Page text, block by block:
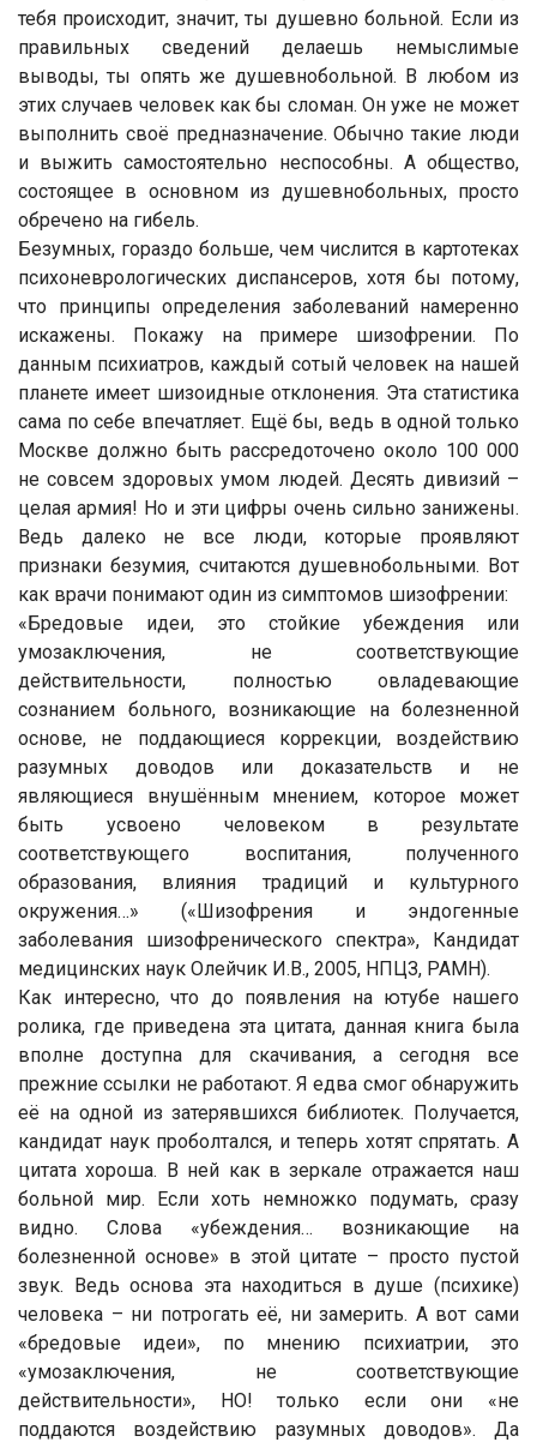
тебя происходит, значит, ты душевно больной. Если из
правильных сведений делаешь немыслимые
выводы, ты опять же душевнобольной. В любом из
этих случаев человек как бы сломан. Он уже не может
выполнить своё предназначение. Обычно такие люди
и выжить самостоятельно неспособны. А общество,
состоящее в основном из душевнобольных, просто
обречено на гибель.
Безумных, гораздо больше, чем числится в картотеках
психоневрологических диспансеров, хотя бы потому,
что принципы определения заболеваний намеренно
искажены. Покажу на примере шизофрении. По
данным психиатров, каждый сотый человек на нашей
планете имеет шизоидные отклонения. Эта статистика
сама по себе впечатляет. Ещё бы, ведь в одной только
Москве должно быть рассредоточено около 100 000
не совсем здоровых умом людей. Десять дивизий –
целая армия! Но и эти цифры очень сильно занижены.
Ведь далеко не все люди, которые проявляют
признаки безумия, считаются душевнобольными. Вот
как врачи понимают один из симптомов шизофрении:
«Бредовые идеи, это стойкие убеждения или
умозаключения, не соответствующие
действительности, полностью овладевающие
сознанием больного, возникающие на болезненной
основе, не поддающиеся коррекции, воздействию
разумных доводов или доказательств и не
являющиеся внушённым мнением, которое может
быть усвоено человеком в результате
соответствующего воспитания, полученного
образования, влияния традиций и культурного
окружения…» («Шизофрения и эндогенные
заболевания шизофренического спектра», Кандидат
медицинских наук Олейчик И.В., 2005, НПЦЗ, РАМН).
Как интересно, что до появления на ютубе нашего
ролика, где приведена эта цитата, данная книга была
вполне доступна для скачивания, а сегодня все
прежние ссылки не работают. Я едва смог обнаружить
её на одной из затерявшихся библиотек. Получается,
кандидат наук проболтался, и теперь хотят спрятать. А
цитата хороша. В ней как в зеркале отражается наш
больной мир. Если хоть немножко подумать, сразу
видно. Слова «убеждения… возникающие на
болезненной основе» в этой цитате – просто пустой
звук. Ведь основа эта находиться в душе (психике)
человека – ни потрогать её, ни замерить. А вот сами
«бредовые идеи», по мнению психиатрии, это
«умозаключения, не соответствующие
действительности», НО! только если они «не
поддаются воздействию разумных доводов». Да